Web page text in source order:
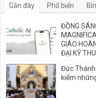
Gần đây Phổ biến
ĐỒNG
GIÁO
ĐẠI KỸ
Đức
kiếm